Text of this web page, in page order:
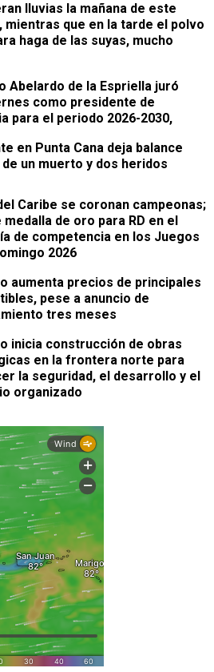
lluvias la mañana de este
mientras que en la tarde el polvo
haga de las suyas, mucho
Abelardo de la Espriella juró
como presidente de
para el periodo 2026-2030,
en Punta Cana deja balance
un muerto y dos heridos
Caribe se coronan campeonas;
medalla de oro para RD en el
de competencia en los Juegos
2026
aumenta precios de principales
pese a anuncio de
tres meses
inicia construcción de obras
en la frontera norte para
la seguridad, el desarrollo y el
organizado